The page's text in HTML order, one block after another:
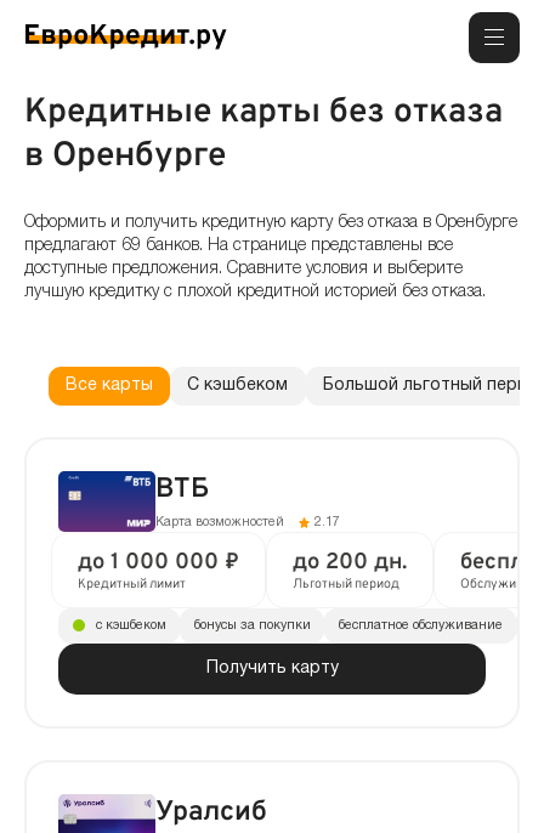
Кредитные карты без отказа
в Оренбурге
Оформить и получить кредитную карту без отказа в Оренбурге
предлагают 69 банков. На странице представлены все
доступные предложения. Сравните условия и выберите
лучшую кредитку с плохой кредитной историей без отказа.
Все карты С кэшбеком Большой льготный
ВТБ
Карта возможностей 2.17
до 1 000 000 ₽
Кредитный лимит
до 200 дн.
Льготный период
Получить карту
с кэшбеком бонусы за покупки бесплатное обслуживание
Уралсиб